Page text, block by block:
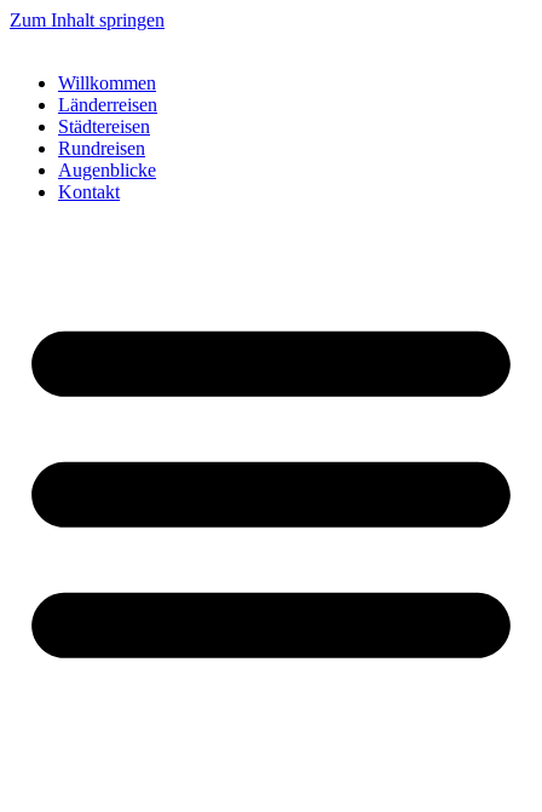
Zum Inhalt springen
Willkommen
Länderreisen
Städtereisen
Rundreisen
Augenblicke
Kontakt